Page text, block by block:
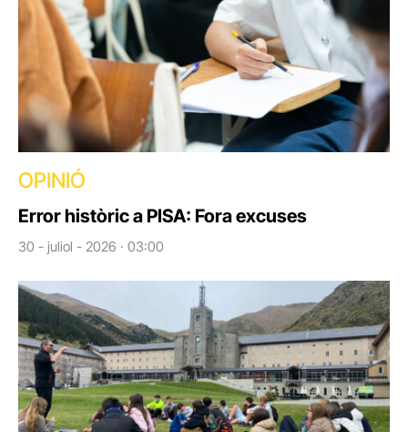
OPINIÓ
Error històric a PISA: Fora excuses
30 - juliol - 2026 · 03:00